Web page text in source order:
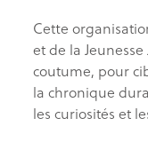
Cette
et de la
coutume, pour
la chronique
les curiosités et